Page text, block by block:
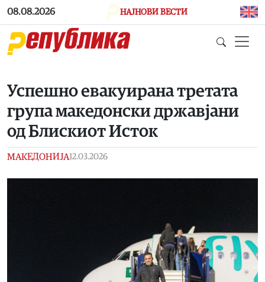
Skip to main content
08.08.2026 НАЈНОВИ ВЕСТИ
Успешно евакуирана третата
група македонски државјани
од Блискиот Исток
МАКЕДОНИЈА12.03.2026